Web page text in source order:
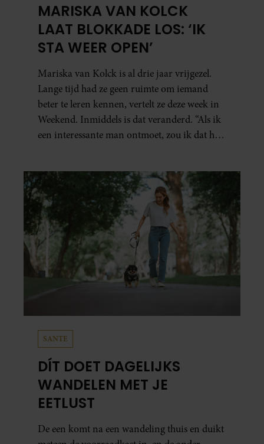
MARISKA VAN KOLCK
LAAT BLOKKADE LOS: ‘IK
STA WEER OPEN’
Mariska van Kolck is al drie jaar vrijgezel.
Lange tijd had ze geen ruimte om iemand
beter te leren kennen, vertelt ze deze week in
Weekend. Inmiddels is dat veranderd. “Als ik
een interessante man ontmoet, zou ik dat heel
SANTE
DÍT DOET DAGELIJKS
WANDELEN MET JE
EETLUST
De een komt na een wandeling thuis en duikt